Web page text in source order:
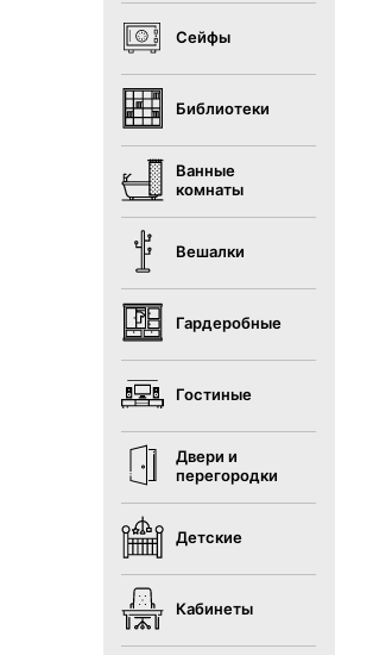
Сейфы
Библиотеки
Ванные
комнаты
Вешалки
Гардеробные
Гостиные
Двери и
перегородки
Детские
Кабинеты